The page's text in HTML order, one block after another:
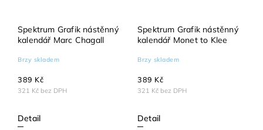
Spektrum Grafik nástěnný
kalendář Marc Chagall
Brzy skladem
321 Kč bez DPH
389 Kč
Detail
Spektrum Grafik nástěnný
kalendář Monet to Klee
Brzy skladem
321 Kč bez DPH
389 Kč
Detail